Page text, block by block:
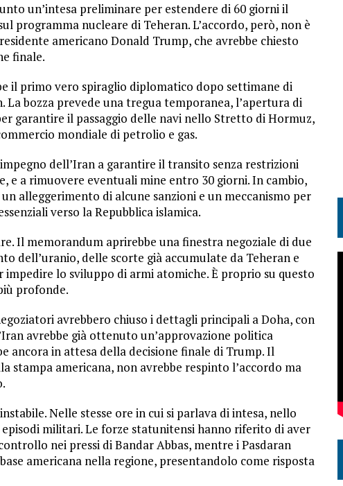
un’intesa preliminare per estendere di 60 giorni il
programma nucleare di Teheran. L’accordo, però, non è
americano Donald Trump, che avrebbe chiesto
finale.
il primo vero spiraglio diplomatico dopo settimane di
bozza prevede una tregua temporanea, l’apertura di
garantire il passaggio delle navi nello Stretto di Hormuz,
mondiale di petrolio e gas.
dell’Iran a garantire il transito senza restrizioni
e a rimuovere eventuali mine entro 30 giorni. In cambio,
alleggerimento di alcune sanzioni e un meccanismo per
verso la Repubblica islamica.
Il memorandum aprirebbe una finestra negoziale di due
dell’uranio, delle scorte già accumulate da Teheran e
lo sviluppo di armi atomiche. È proprio su questo
profonde.
avrebbero chiuso i dettagli principali a Doha, con
avrebbe già ottenuto un’approvazione politica
ancora in attesa della decisione finale di Trump. Il
stampa americana, non avrebbe respinto l’accordo ma
Nelle stesse ore in cui si parlava di intesa, nello
militari. Le forze statunitensi hanno riferito di aver
nei pressi di Bandar Abbas, mentre i Pasdaran
americana nella regione, presentandolo come risposta